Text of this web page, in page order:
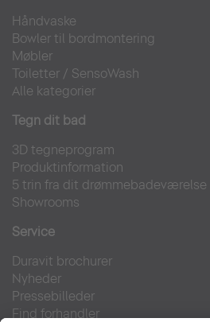
Håndvaske
Bowler til bordmontering
Møbler
Toiletter / SensoWash
Alle kategorier
Tegn dit bad
3D tegneprogram
Produktinformation
5 trin fra dit drømmebadeværelse
Showrooms
Service
Duravit brochurer
Nyheder
Pressebilleder
Find forhandler